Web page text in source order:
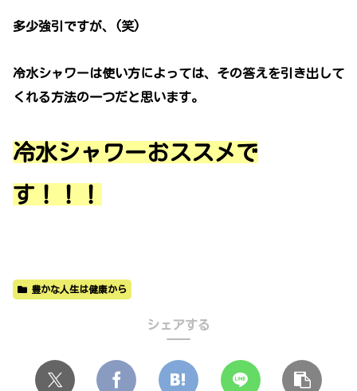
多少強引ですが、(笑)
冷水シャワーは使い方によっては、その答えを引き出して
くれる方法の一つだと思います。
冷水シャワーおススメで
す！！！
豊かな人生は健康から
シェアする